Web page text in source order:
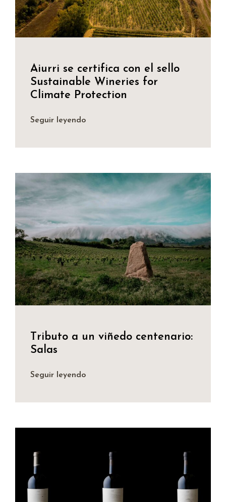
Aiurri se certifica con el sello
Sustainable Wineries for
Climate Protection
Seguir leyendo
Tributo a un viñedo centenario:
Salas
Seguir leyendo